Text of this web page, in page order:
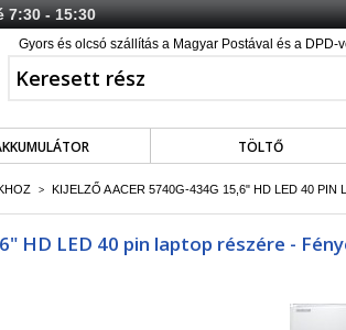
7:30 - 15:30
Gyors és olcsó szállítás a Magyar Postával és a DPD-
TÖLTŐ
> KIJELZŐ A ACER 5740G-434G 15,6" HD LED 40 PIN
HD LED 40 pin laptop részére -